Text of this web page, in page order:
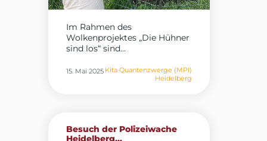
Im Rahmen des
Wolkenprojektes „Die Hühner
sind los“ sind...
15. Mai 2025 Kita Quantenzwerge (MPI)
Heidelberg
Besuch der Polizeiwache
Heidelberg...